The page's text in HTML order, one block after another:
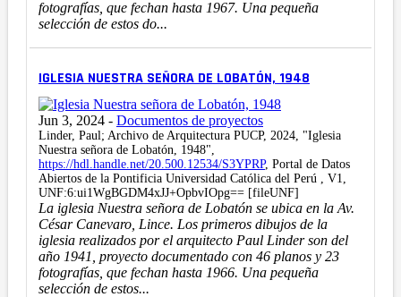
fotografías, que fechan hasta 1967. Una pequeña
selección de estos do...
IGLESIA NUESTRA SEÑORA DE LOBATÓN, 1948
Jun 3, 2024 - Documentos de proyectos
Linder, Paul; Archivo de Arquitectura PUCP, 2024, "Iglesia
Nuestra señora de Lobatón, 1948",
https://hdl.handle.net/20.500.12534/S3YPRP, Portal de Datos
Abiertos de la Pontificia Universidad Católica del Perú , V1,
UNF:6:ui1WgBGDM4xJJ+OpbvIOpg== [fileUNF]
La iglesia Nuestra señora de Lobatón se ubica en la Av.
César Canevaro, Lince. Los primeros dibujos de la
iglesia realizados por el arquitecto Paul Linder son del
año 1941, proyecto documentado con 46 planos y 23
fotografías, que fechan hasta 1966. Una pequeña
selección de estos...